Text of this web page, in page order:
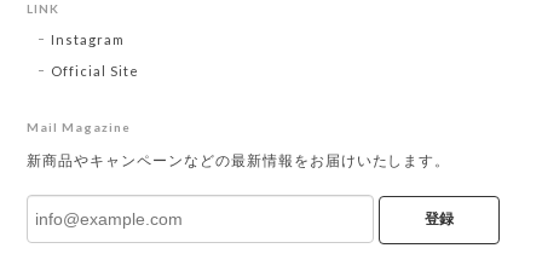
LINK
Instagram
Official Site
Mail Magazine
新商品やキャンペーンなどの最新情報をお届けいたします。
登録